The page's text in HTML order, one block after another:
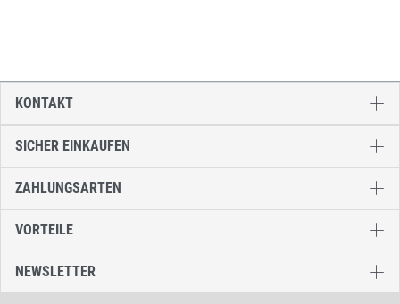
SICHER EINKAUFEN
ZAHLUNGSARTEN
VORTEILE
NEWSLETTER
KONTAKT